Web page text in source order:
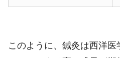
このように、鍼灸は西洋